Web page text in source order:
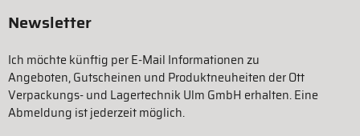
Newsletter
Ich möchte künftig per E-Mail Informationen zu
Angeboten, Gutscheinen und Produktneuheiten der Ott
Verpackungs- und Lagertechnik Ulm GmbH erhalten. Eine
Abmeldung ist jederzeit möglich.